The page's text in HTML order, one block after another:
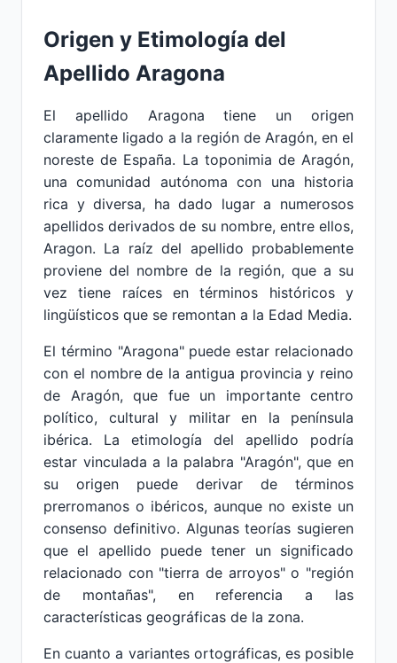
Origen y Etimología del
Apellido Aragona
El apellido Aragona tiene un origen
claramente ligado a la región de Aragón, en el
noreste de España. La toponimia de Aragón,
una comunidad autónoma con una historia
rica y diversa, ha dado lugar a numerosos
apellidos derivados de su nombre, entre ellos,
Aragon. La raíz del apellido probablemente
proviene del nombre de la región, que a su
vez tiene raíces en términos históricos y
lingüísticos que se remontan a la Edad Media.
El término "Aragona" puede estar relacionado
con el nombre de la antigua provincia y reino
de Aragón, que fue un importante centro
político, cultural y militar en la península
ibérica. La etimología del apellido podría
estar vinculada a la palabra "Aragón", que en
su origen puede derivar de términos
prerromanos o ibéricos, aunque no existe un
consenso definitivo. Algunas teorías sugieren
que el apellido puede tener un significado
relacionado con "tierra de arroyos" o "región
de montañas", en referencia a las
características geográficas de la zona.
En cuanto a variantes ortográficas, es posible